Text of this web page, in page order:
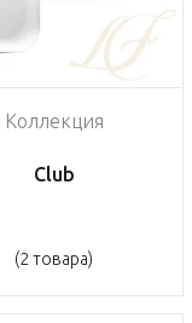
Коллекция
Club
(2 товара)